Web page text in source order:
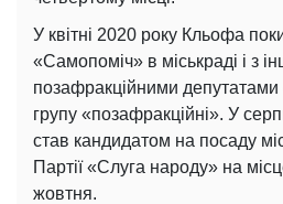
У квітні 2020 року Кльофа
«Самопоміч» в міськраді і з
позафракційними депутатами
групу «позафракційні». У
став кандидатом на посаду
Партії «Слуга народу» на
жовтня.